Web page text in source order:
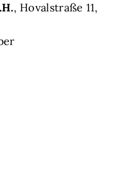
, Hovalstraße 11,